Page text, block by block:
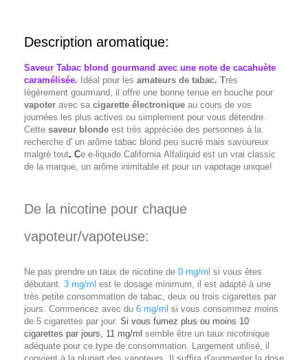
Description aromatique:
Saveur Tabac blond gourmand avec une note de cacahuète
caramélisée. Idéal pour les amateurs de tabac. Très
légèrement gourmand, il offre une bonne tenue en bouche pour
vapoter avec sa cigarette électronique au cours de vos
journées les plus actives ou simplement pour vous détendre.
Cette saveur blonde est très appréciée des personnes à la
recherche d' un arôme tabac blond peu sucré mais savoureux
malgré tout. Ce e-liquide California Alfaliquid est un vrai classic
de la marque, un arôme inimitable et pour un vapotage unique!
De la nicotine pour chaque
vapoteur/vapoteuse:
Ne pas prendre un taux de nicotine de 0 mg/ml si vous êtes
débutant. 3 mg/ml est le dosage minimum, il est adapté à une
très petite consommation de tabac, deux ou trois cigarettes par
jours. Commencez avec du 6 mg/ml si vous consommez moins
de 5 cigarettes par jour. Si vous fumez plus ou moins 10
cigarettes par jours, 11 mg/ml semble être un taux nicotinique
adéquate pour ce type de consommation. Largement utilisé, il